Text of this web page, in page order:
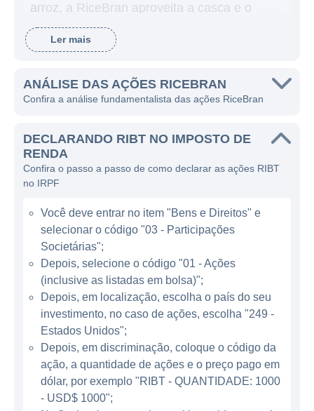
arroz, a RiceBran aproveita a casca e o
farelo do arroz, que muitas vezes são
descartados, para produzir uma variedade
podem ser utilizados em diferentes setores,
como alimentos para humanos e animais,
A RiceBran atua principalmente na
transformação do farelo de arroz em
produtos que preservam os nutrientes,
antioxidantes e outros compostos bioativos
benéficos à saúde. Seus principais produtos
incluem óleo de farelo de arroz, proteína de
arroz e farelo de arroz integral, que são
utilizados em uma ampla gama de
aplicações, como na indústria alimentícia,
onde os ingredientes são incorporados em
produtos como barras de cereais,
suplementação alimentar e alimentos para
bebês. Além disso, a empresa também
fornece soluções para o mercado de ração
Ler mais
ANÁLISE DAS AÇÕES RICEBRAN
Confira a análise fundamentalista das ações RiceBran
DECLARANDO RIBT NO IMPOSTO DE
RENDA
Confira o passo a passo de como declarar as ações RIBT
no IRPF
Você deve entrar no item "Bens e Direitos" e
selecionar o código "03 - Participações
Societárias";
Depois, selecione o código "01 - Ações
(inclusive as listadas em bolsa)";
Depois, em localização, escolha o país do seu
investimento, no caso de ações, escolha "249 -
Estados Unidos";
Depois, em discriminação, coloque o código da
ação, a quantidade de ações e o preço pago em
dólar, por exemplo "RIBT - QUANTIDADE: 1000
- USD$ 1000";